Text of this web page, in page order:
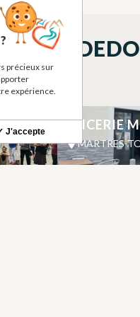
IBICERIE
MARTRES-
précieux sur
expérience.
J'accepte